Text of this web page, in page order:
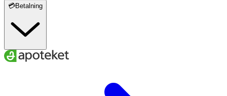
💳Betalning